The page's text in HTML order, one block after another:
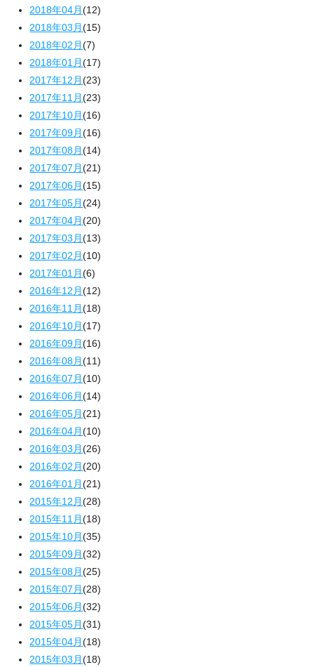
2018年04月(12)
2018年03月(15)
2018年02月(7)
2018年01月(17)
2017年12月(23)
2017年11月(23)
2017年10月(16)
2017年09月(16)
2017年08月(14)
2017年07月(21)
2017年06月(15)
2017年05月(24)
2017年04月(20)
2017年03月(13)
2017年02月(10)
2017年01月(6)
2016年12月(12)
2016年11月(18)
2016年10月(17)
2016年09月(16)
2016年08月(11)
2016年07月(10)
2016年06月(14)
2016年05月(21)
2016年04月(10)
2016年03月(26)
2016年02月(20)
2016年01月(21)
2015年12月(28)
2015年11月(18)
2015年10月(35)
2015年09月(32)
2015年08月(25)
2015年07月(28)
2015年06月(32)
2015年05月(31)
2015年04月(18)
2015年03月(18)